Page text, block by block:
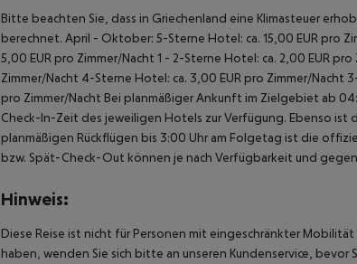
Bitte beachten Sie, dass in Griechenland eine Klimasteuer
berechnet. April - Oktober: 5-Sterne Hotel: ca. 15,00 EUR pro
5,00 EUR pro Zimmer/Nacht 1 - 2-Sterne Hotel: ca. 2,00 EUR
Zimmer/Nacht 4-Sterne Hotel: ca. 3,00 EUR pro Zimmer/Nacht
pro Zimmer/Nacht Bei planmäßiger Ankunft im Zielgebiet ab
Check-In-Zeit des jeweiligen Hotels zur Verfügung. Ebenso
planmäßigen Rückflügen bis 3:00 Uhr am Folgetag ist die
bzw. Spät-Check-Out können je nach Verfügbarkeit und
Hinweis:
Diese Reise ist nicht für Personen mit eingeschränkter
haben, wenden Sie sich bitte an unseren Kundenservice, bevor